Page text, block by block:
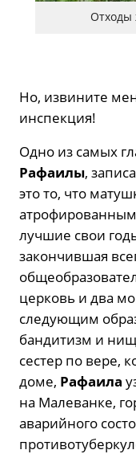
Отходы
Но, извините
инспекция!
Одно из самых
Рафаилы,
это то, что
лучшие свои
закончившая
церковь и два
следующим
бандитизм и
сестер по вере,
доме, Рафаила
на Малеванке,
аварийного